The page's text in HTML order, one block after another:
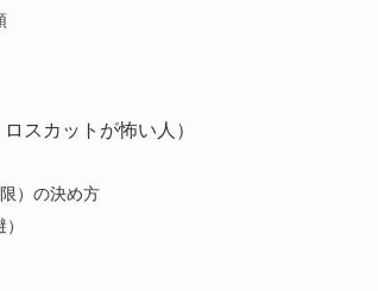
スカットが怖い人）
）の決め方